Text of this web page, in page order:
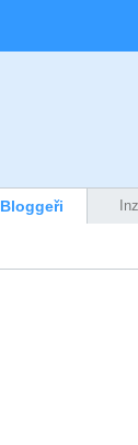
Bloggeři